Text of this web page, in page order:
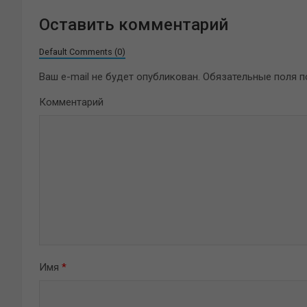
Оставить комментарий
Default Comments (0)
Ваш e-mail не будет опубликован. Обязательные поля
Комментарий
Имя *